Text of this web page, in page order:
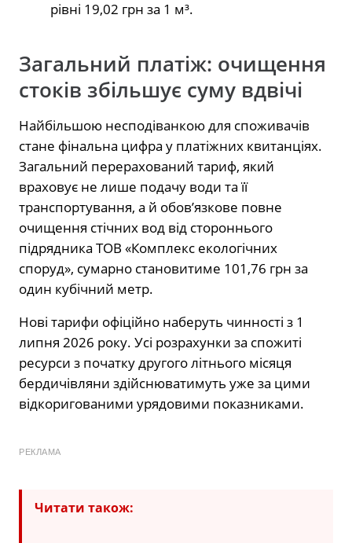
рівні 19,02 грн за 1 м³.
Загальний платіж: очищення
стоків збільшує суму вдвічі
Найбільшою несподіванкою для споживачів
стане фінальна цифра у платіжних квитанціях.
Загальний перерахований тариф, який
враховує не лише подачу води та її
транспортування, а й обов’язкове повне
очищення стічних вод від стороннього
підрядника ТОВ «Комплекс екологічних
споруд», сумарно становитиме 101,76 грн за
один кубічний метр.
Нові тарифи офіційно наберуть чинності з 1
липня 2026 року. Усі розрахунки за спожиті
ресурси з початку другого літнього місяця
бердичівляни здійснюватимуть уже за цими
відкоригованими урядовими показниками.
РЕКЛАМА
Читати також: